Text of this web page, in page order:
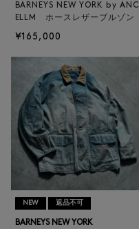
BARNEYS NEW YORK by ANC
ELLM ホースレザーブルゾン
¥165,000
NEW 返品不可
BARNEYS NEW YORK